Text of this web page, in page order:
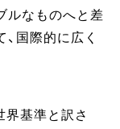
ルなものへと差
国際的に広く
基準と訳さ